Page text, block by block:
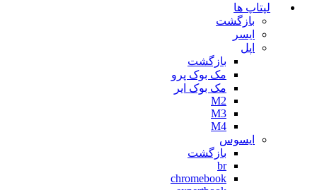
لپتاپ ها
بازگشت
ایسر
اپل
بازگشت
مک بوک پرو
مک بوک ایر
M2
M3
M4
ایسوس
بازگشت
br
chromebook